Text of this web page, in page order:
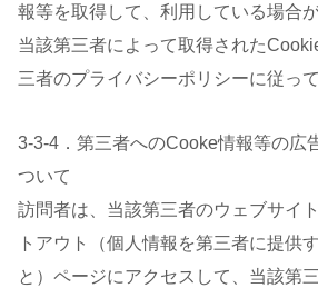
報等を取得して、利用している場合が
当該第三者によって取得された
三者のプライバシーポリシーに従っ
3-3-4．第三者へのCooke情報等の広
ついて
訪問者は、当該第三者のウェブサイ
トアウト（個人情報を第三者に提供
と）ページにアクセスして、当該第